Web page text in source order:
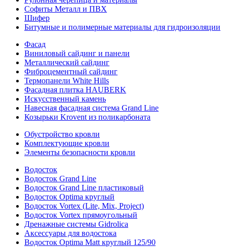
Софиты Металл и ПВХ
Шифер
Битумные и полимерные материалы для гидроизоляции
Фасад
Виниловый сайдинг и панели
Металлический сайдинг
Фиброцементный сайдинг
Термопанели White Hills
Фасадная плитка HAUBERK
Искусственный камень
Навесная фасадная система Grand Line
Козырьки Krovent из поликарбоната
Обустройство кровли
Комплектующие кровли
Элементы безопасности кровли
Водосток
Водосток Grand Line
Водосток Grand Line пластиковый
Водосток Optima круглый
Водосток Vortex (Lite, Mix, Project)
Водосток Vortex прямоугольный
Дренажные системы Gidrolica
Аксессуары для водостока
Водосток Optima Matt круглый 125/90